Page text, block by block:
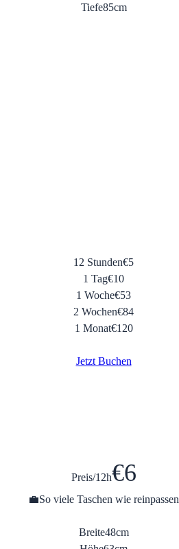
Tiefe85cm
12 Stunden€5
1 Tag€10
1 Woche€53
2 Wochen€84
1 Monat€120
Jetzt Buchen
Preis/12h€6
💼So viele Taschen wie reinpassen
Breite48cm